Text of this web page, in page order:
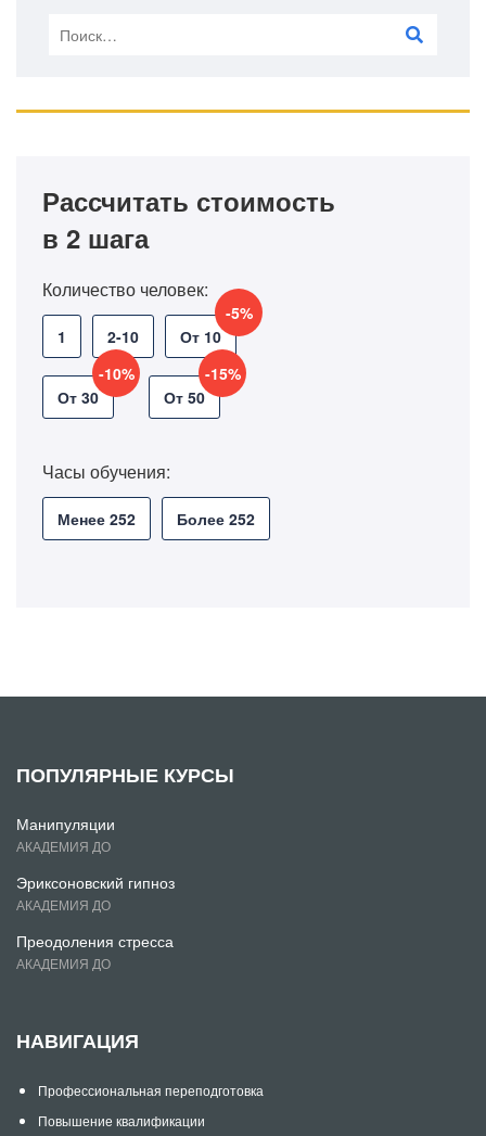
Рассчитать стоимость
в 2 шага
Количество человек:
1 2-10 От 10
-5%
От 30
-10%
От 50
-15%
Часы обучения:
Менее 252 Более 252
ПОПУЛЯРНЫЕ КУРСЫ
Манипуляции
АКАДЕМИЯ ДО
Эриксоновский гипноз
АКАДЕМИЯ ДО
Преодоления стресса
АКАДЕМИЯ ДО
НАВИГАЦИЯ
Профессиональная переподготовка
Повышение квалификации